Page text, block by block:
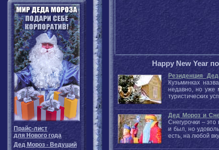
Прайс-лист
для Нового года
Дед Мороз - Ведущий
Happy New Year
Резиденция
Кузьминках
недавно, но уже
туристических
Дед Мороз и
Снегурочки –
и был, но
есть, на любой